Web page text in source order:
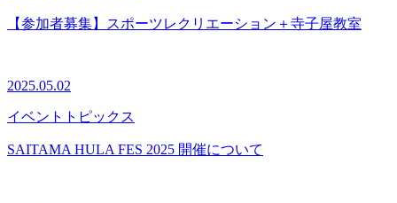
【参加者募集】スポーツレクリエーション＋寺子屋教室
2025.05.02
イベント トピックス
SAITAMA HULA FES 2025 開催について